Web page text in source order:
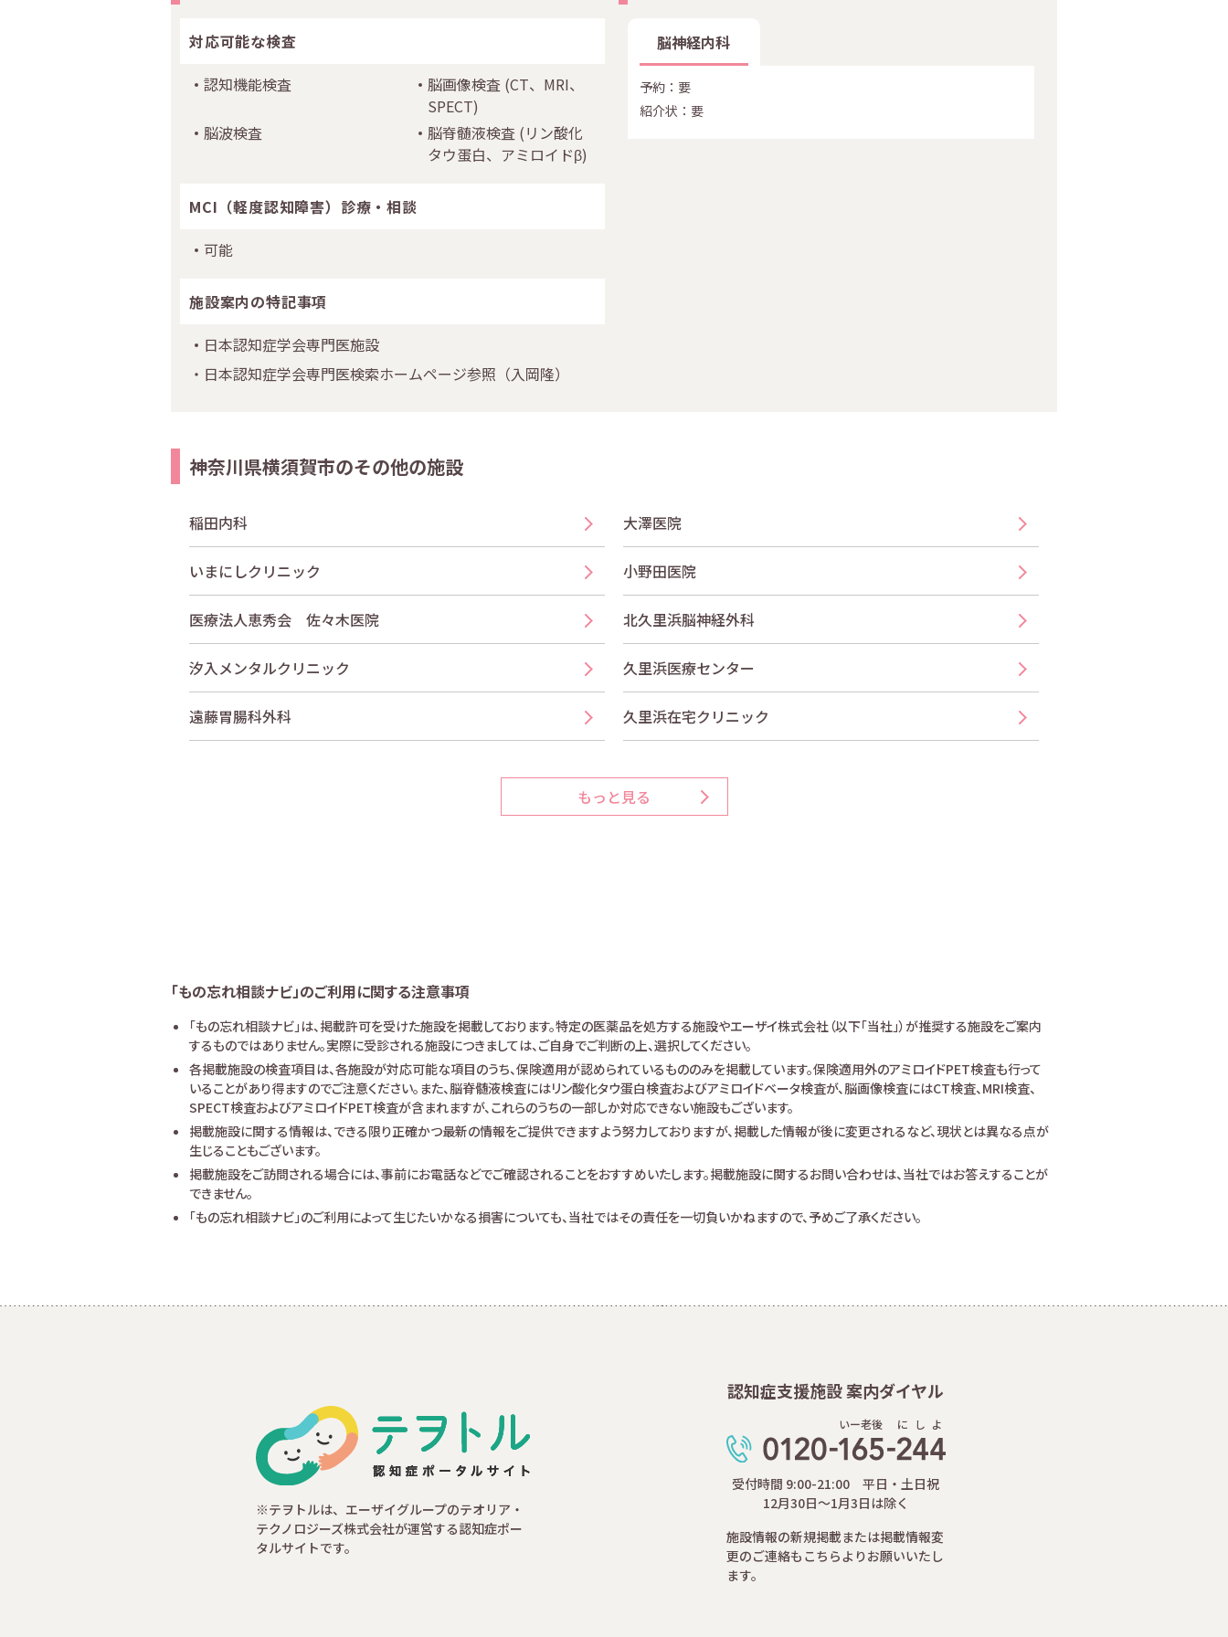
対応可能な検査
認知機能検査
脳画像検査 (CT、MRI、
SPECT)
脳波検査
脳脊髄液検査 (リン酸化
タウ蛋白、アミロイドβ)
MCI（軽度認知障害）診療・相談
可能
施設案内の特記事項
日本認知症学会専門医施設
・日本認知症学会専門医検索ホームページ参照（入岡隆）
脳神経内科
予約：要
紹介状：要
神奈川県横須賀市のその他の施設
稲田内科
いまにしクリニック
医療法人恵秀会 佐々木医院
汐入メンタルクリニック
遠藤胃腸科外科
大澤医院
小野田医院
北久里浜脳神経外科
久里浜医療センター
久里浜在宅クリニック
もっと見る
「もの忘れ相談ナビ」のご利用に関する注意事項
「もの忘れ相談ナビ」は、掲載許可を受けた施設を掲載しております。特定の医薬品を処方する施設やエーザイ株式会社（以下「当社」）が推奨する施設をご案内
するものではありません。実際に受診される施設につきましては、ご自身でご判断の上、選択してください。
各掲載施設の検査項目は、各施設が対応可能な項目のうち、保険適用が認められているもののみを掲載しています。保険適用外のアミロイドPET検査も行って
いることがあり得ますのでご注意ください。また、脳脊髄液検査にはリン酸化タウ蛋白検査およびアミロイドベータ検査が、脳画像検査にはCT検査、MRI検査、
SPECT検査およびアミロイドPET検査が含まれますが、これらのうちの一部しか対応できない施設もございます。
掲載施設に関する情報は、できる限り正確かつ最新の情報をご提供できますよう努力しておりますが、掲載した情報が後に変更されるなど、現状とは異なる点が
生じることもございます。
掲載施設をご訪問される場合には、事前にお電話などでご確認されることをおすすめいたします。掲載施設に関するお問い合わせは、当社ではお答えすることが
できません。
「もの忘れ相談ナビ」のご利用によって生じたいかなる損害についても、当社ではその責任を一切負いかねますので、予めご了承ください。
認知症支援施設 案内ダイヤル
いー老後 に し よ
受付時間 9:00-21:00 平日・土日祝
12月30日～1月3日は除く
施設情報の新規掲載または掲載情報変
更のご連絡もこちらよりお願いいたし
ます。
※テヲトルは、エーザイグループのテオリア・
テクノロジーズ株式会社が運営する認知症ポー
タルサイトです。